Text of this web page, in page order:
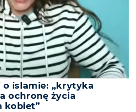
islamie: „krytyka
ochronę życia
kobiet”